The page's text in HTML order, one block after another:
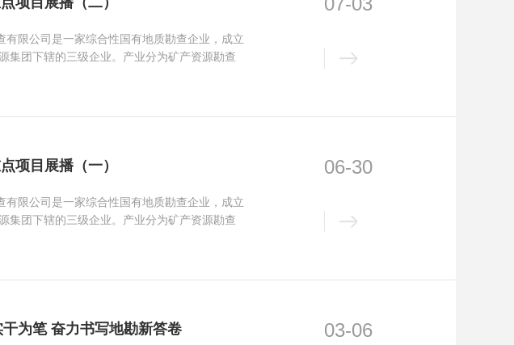
限公司是一家综合性国有地质勘查企业，成立
集团下辖的三级企业。产业分为矿产资源勘查
项目展播（一）
限公司是一家综合性国有地质勘查企业，成立
集团下辖的三级企业。产业分为矿产资源勘查
06-30
为笔 奋力书写地勘新答卷 03-06